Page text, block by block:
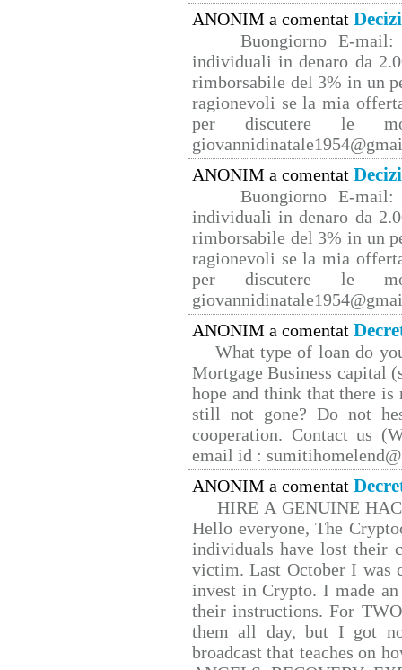
ANONIM a comentat
Buongiorno E-mail:
individuali in denaro da
rimborsabile del 3% in un
ragionevoli se la mia
per discutere le
ANONIM a comentat
Buongiorno E-mail:
individuali in denaro da
rimborsabile del 3% in un
ragionevoli se la mia
per discutere le
ANONIM a comentat
What type of loan do
Mortgage Business capital
hope and think that there
still not gone? Do not
cooperation. Contact us
email id :
ANONIM a comentat
HIRE A GENUINE
Hello everyone, The
individuals have lost their
victim. Last October I was
invest in Crypto. I made
their instructions. For
them all day, but I got
broadcast that teaches on